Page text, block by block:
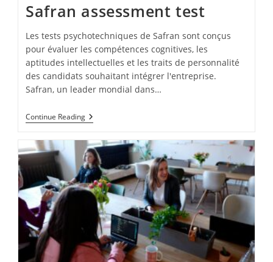
Safran assessment test
Les tests psychotechniques de Safran sont conçus
pour évaluer les compétences cognitives, les
aptitudes intellectuelles et les traits de personnalité
des candidats souhaitant intégrer l'entreprise.
Safran, un leader mondial dans…
Continue ReadingSafran
Assessment